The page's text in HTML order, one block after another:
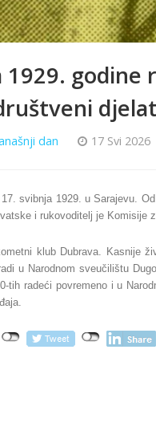
1929. godine
dan 17 Svi 2026
svibnja 1929. u Sarajevu.
i rukovoditelj je Komisije
klub Dubrava. Kasnije
u Narodnom sveučilištu
tih radeći povremeno i u